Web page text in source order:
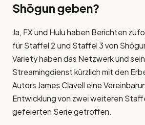
Shōgun geben?
Ja, FX und Hulu haben Berichten
für Staffel 2 und Staffel 3 von
Variety haben das Netzwerk und
Streamingdienst kürzlich mit den
Autors James Clavell eine
Entwicklung von zwei weiteren
gefeierten Serie getroffen.